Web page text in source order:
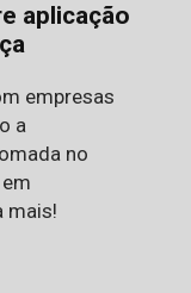
aplicação
empresas
a
no
mais!